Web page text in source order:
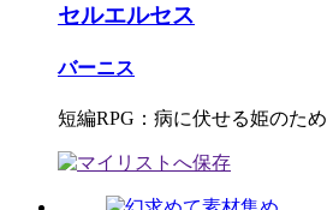
セルエルセス
バーニス
短編RPG：病に伏せる姫のた